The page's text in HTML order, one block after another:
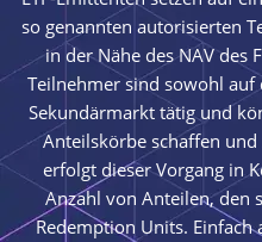
so genannten autorisierten
in der Nähe des NAV des
Teilnehmer sind sowohl
Sekundärmarkt tätig und
Anteilskörbe schaffen
erfolgt dieser Vorgang in
Anzahl von Anteilen, den
Redemption Units.